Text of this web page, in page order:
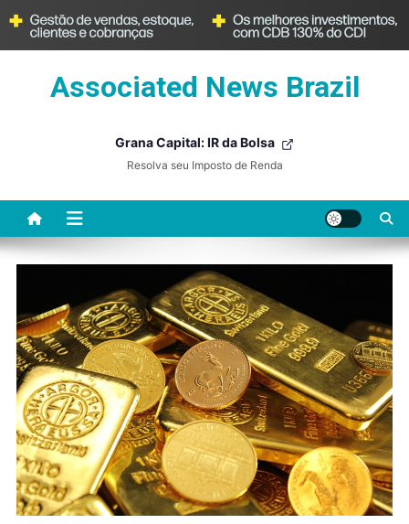
Associated News Brazil
Grana Capital: IR da Bolsa
Resolva seu Imposto de Renda